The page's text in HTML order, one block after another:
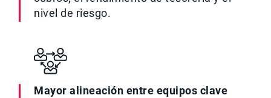
nivel de riesgo.
Mayor alineación entre equipos clave